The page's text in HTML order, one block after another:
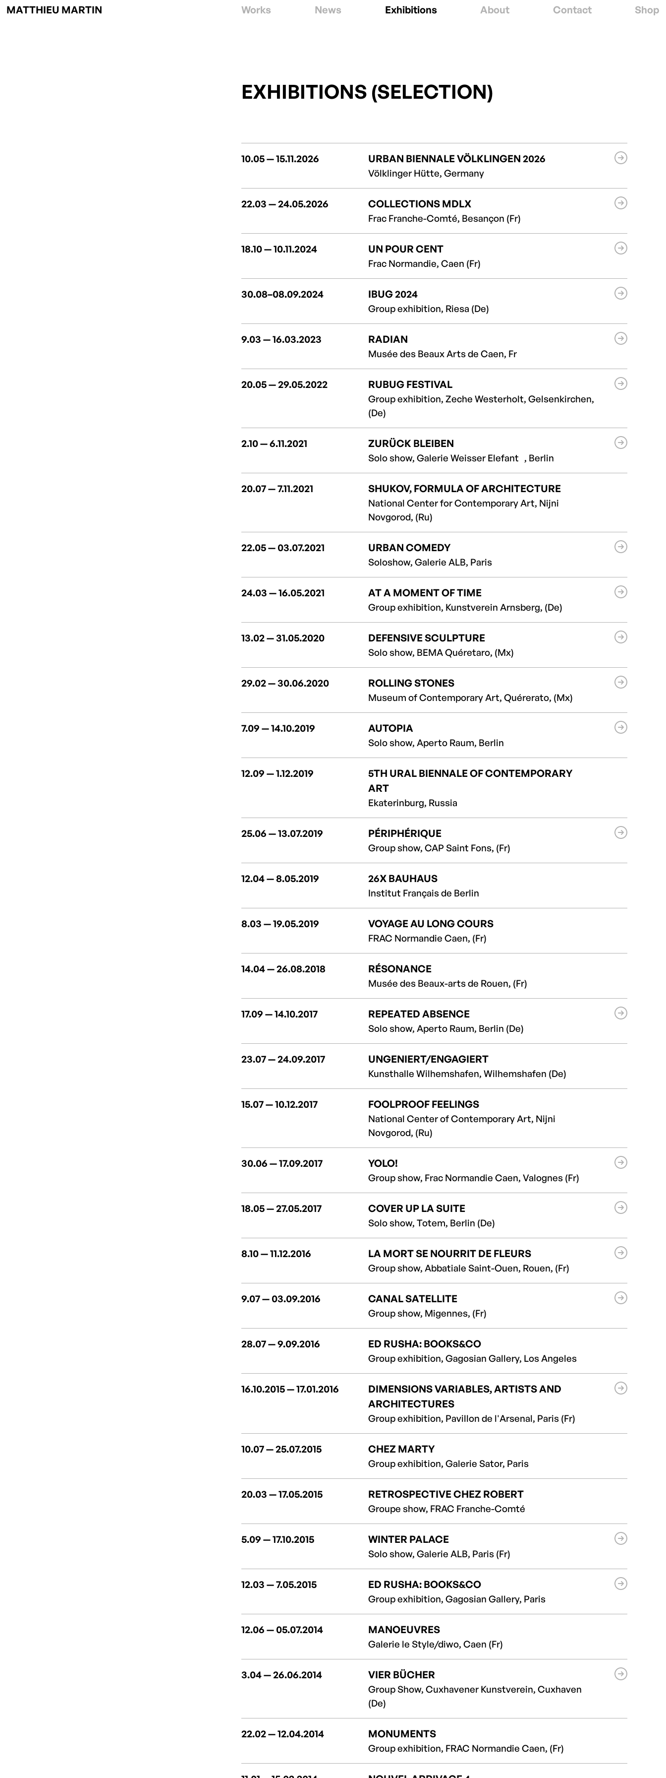
MATTHIEU MARTIN Works News Exhibitions About Contact Shop
EXHIBITIONS (SELECTION)
10.05 — 15.11.2026 URBAN BIENNALE VÖLKLINGEN 2026
Völklinger Hütte, Germany
22.03 — 24.05.2026 COLLECTIONS MDLX
Frac Franche-Comté, Besançon (Fr)
18.10 — 10.11.2024 UN POUR CENT
Frac Normandie, Caen (Fr)
30.08–08.09.2024 IBUG 2024
Group exhibition, Riesa (De)
9.03 — 16.03.2023 RADIAN
Musée des Beaux Arts de Caen, Fr
20.05 — 29.05.2022 RUBUG FESTIVAL
Group exhibition, Zeche Westerholt, Gelsenkirchen,
(De)
2.10 — 6.11.2021 ZURÜCK BLEIBEN
Solo show, Galerie Weisser Elefant , Berlin
20.07 — 7.11.2021 SHUKOV, FORMULA OF ARCHITECTURE
National Center for Contemporary Art, Nijni
Novgorod, (Ru)
22.05 — 03.07.2021 URBAN COMEDY
Soloshow, Galerie ALB, Paris
24.03 — 16.05.2021 AT A MOMENT OF TIME
Group exhibition, Kunstverein Arnsberg, (De)
13.02 — 31.05.2020 DEFENSIVE SCULPTURE
Solo show, BEMA Quéretaro, (Mx)
29.02 — 30.06.2020 ROLLING STONES
Museum of Contemporary Art, Quérerato, (Mx)
7.09 — 14.10.2019 AUTOPIA
Solo show, Aperto Raum, Berlin
12.09 — 1.12.2019
5TH URAL BIENNALE OF CONTEMPORARY
ART
Ekaterinburg, Russia
25.06 — 13.07.2019 PÉRIPHÉRIQUE
Group show, CAP Saint Fons, (Fr)
12.04 — 8.05.2019 26X BAUHAUS
Institut Français de Berlin
8.03 — 19.05.2019 VOYAGE AU LONG COURS
FRAC Normandie Caen, (Fr)
14.04 — 26.08.2018 RÉSONANCE
Musée des Beaux-arts de Rouen, (Fr)
17.09 — 14.10.2017 REPEATED ABSENCE
Solo show, Aperto Raum, Berlin (De)
23.07 — 24.09.2017 UNGENIERT/ENGAGIERT
Kunsthalle Wilhemshafen, Wilhemshafen (De)
15.07 — 10.12.2017 FOOLPROOF FEELINGS
National Center of Contemporary Art, Nijni
Novgorod, (Ru)
30.06 — 17.09.2017 YOLO!
Group show, Frac Normandie Caen, Valognes (Fr)
18.05 — 27.05.2017 COVER UP LA SUITE
Solo show, Totem, Berlin (De)
8.10 — 11.12.2016 LA MORT SE NOURRIT DE FLEURS
Group show, Abbatiale Saint-Ouen, Rouen, (Fr)
9.07 — 03.09.2016 CANAL SATELLITE
Group show, Migennes, (Fr)
28.07 — 9.09.2016 ED RUSHA: BOOKS&CO
Group exhibition, Gagosian Gallery, Los Angeles
16.10.2015 — 17.01.2016
DIMENSIONS VARIABLES, ARTISTS AND
ARCHITECTURES
Group exhibition, Pavillon de l'Arsenal, Paris (Fr)
10.07 — 25.07.2015 CHEZ MARTY
Group exhibition, Galerie Sator, Paris
20.03 — 17.05.2015 RETROSPECTIVE CHEZ ROBERT
Groupe show, FRAC Franche-Comté
5.09 — 17.10.2015 WINTER PALACE
Solo show, Galerie ALB, Paris (Fr)
12.03 — 7.05.2015 ED RUSHA: BOOKS&CO
Group exhibition, Gagosian Gallery, Paris
12.06 — 05.07.2014 MANOEUVRES
Galerie le Style/diwo, Caen (Fr)
3.04 — 26.06.2014 VIER BÜCHER
Group Show, Cuxhavener Kunstverein, Cuxhaven
(De)
22.02 — 12.04.2014 MONUMENTS
Group exhibition, FRAC Normandie Caen, (Fr)